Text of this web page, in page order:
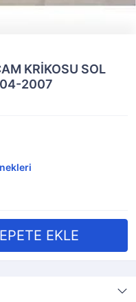
KRİKOSU SOL
2007